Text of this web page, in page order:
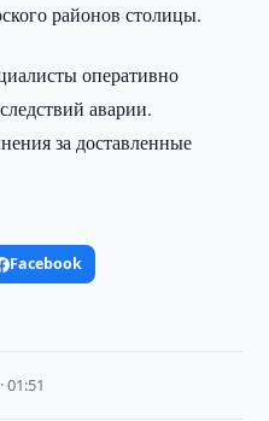
районов столицы.
оперативно
аварии.
за доставленные
Facebook
01:51